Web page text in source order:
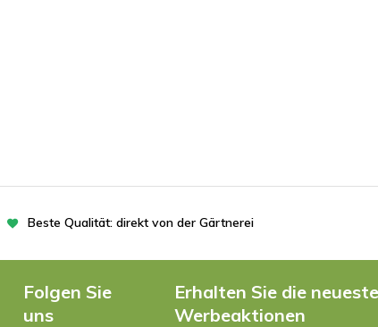
Beste Qualität: direkt von der Gärtnerei
Folgen Sie
uns
Erhalten Sie die
Werbeaktionen